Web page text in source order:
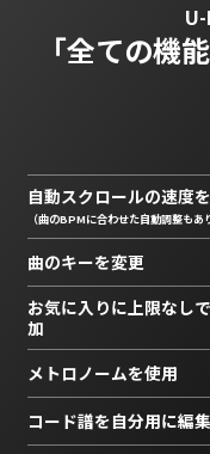
「全ての機
自動スクロールの速度
（曲のBPMに合わせた自動調整もあ
曲のキーを変更
お気に入りに上限なし
加
メトロノームを使用
コード譜を自分用に編集